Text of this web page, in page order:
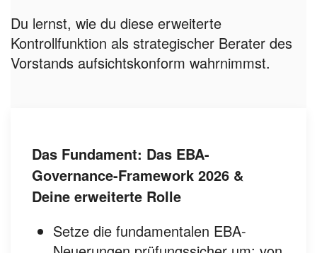
Du lernst, wie du diese erweiterte
Kontrollfunktion als strategischer Berater des
Vorstands aufsichtskonform wahrnimmst.
Das Fundament: Das EBA-
Governance-Framework 2026 &
Deine erweiterte Rolle
Setze die fundamentalen EBA-